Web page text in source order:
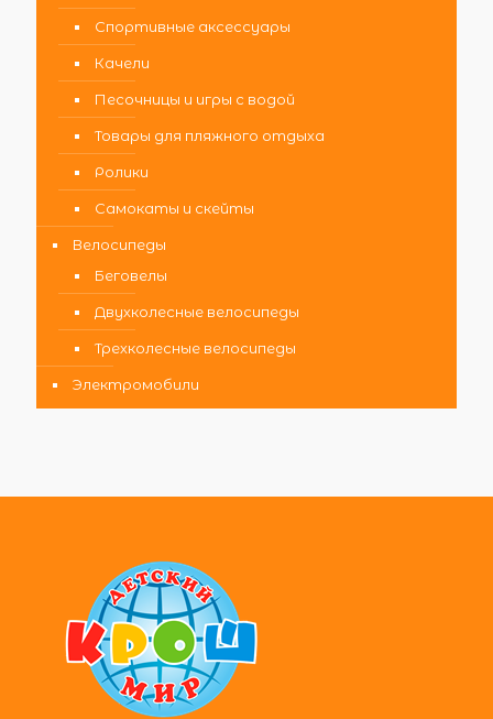
Спортивные аксессуары
Качели
Песочницы и игры с водой
Товары для пляжного отдыха
Ролики
Самокаты и скейты
Велосипеды
Беговелы
Двухколесные велосипеды
Трехколесные велосипеды
Электромобили